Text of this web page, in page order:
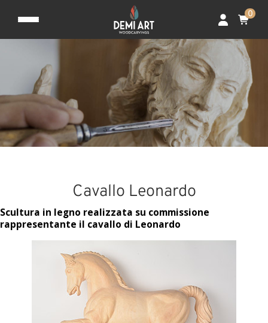
0
Cavallo Leonardo
Scultura in legno realizzata su commissione
rappresentante il cavallo di Leonardo